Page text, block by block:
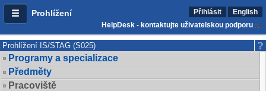
Prohlížení Přihlásit
English
HelpDesk - kontaktujte uživatelskou podporu
Prohlížení IS/STAG (S025)
Programy a specializace
Předměty
Pracoviště